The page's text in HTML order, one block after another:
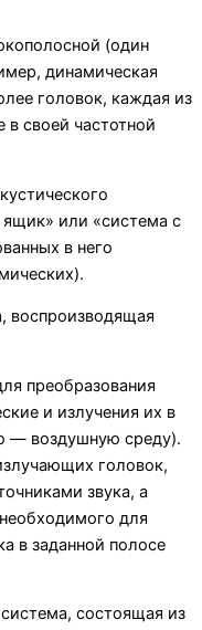
(один
динамическая
головок, каждая из
в своей частотной
или «система с
в него
воспроизводящая
преобразования
и излучения их в
— воздушную среду).
головок,
звука, а
для
в заданной полосе
состоящая из